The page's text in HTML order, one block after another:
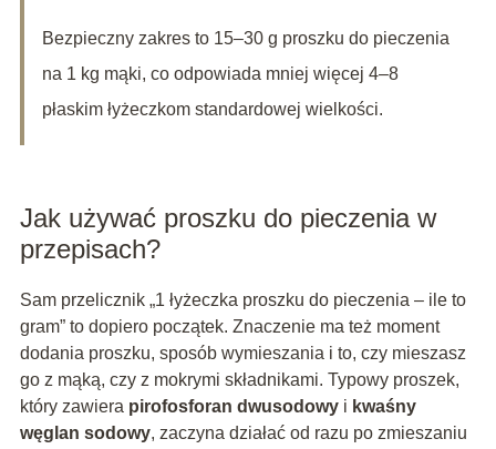
Bezpieczny zakres to 15–30 g proszku do pieczenia
na 1 kg mąki, co odpowiada mniej więcej 4–8
płaskim łyżeczkom standardowej wielkości.
Jak używać proszku do pieczenia w
przepisach?
Sam przelicznik „1 łyżeczka proszku do pieczenia – ile to
gram” to dopiero początek. Znaczenie ma też moment
dodania proszku, sposób wymieszania i to, czy mieszasz
go z mąką, czy z mokrymi składnikami. Typowy proszek,
który zawiera pirofosforan dwusodowyi kwaśny
węglan sodowy, zaczyna działać od razu po zmieszaniu